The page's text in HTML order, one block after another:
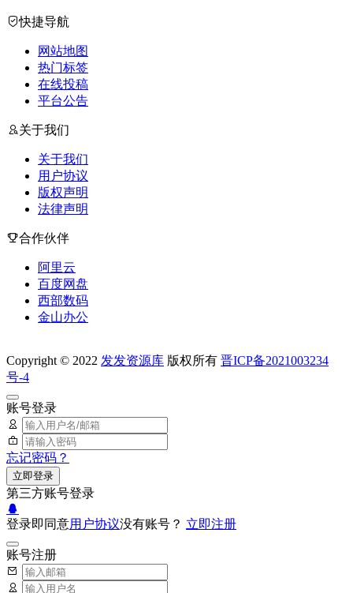
快捷导航
网站地图
热门标签
在线投稿
平台公告
关于我们
关于我们
用户协议
版权声明
法律声明
合作伙伴
阿里云
百度网盘
西部数码
金山办公
Copyright © 2022 发发资源库 版权所有 晋ICP备2021003234
号-4
账号登录
忘记密码？
立即登录
第三方账号登录
登录即同意用户协议没有账号？ 立即注册
账号注册